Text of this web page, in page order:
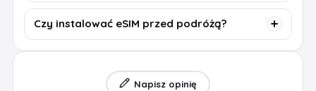
Czy instalować eSIM przed podróżą?
Napisz opinię